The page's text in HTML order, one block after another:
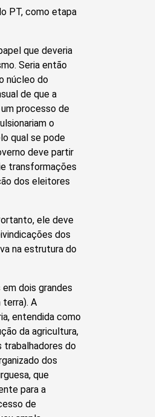
PT, como etapa
que deveria
Seria então
núcleo do
de que a
processo de
o
qual se pode
deve partir
transformações
dos eleitores
ele deve
dos
na estrutura do
dois grandes
terra). A
entendida como
da agricultura,
trabalhadores do
dos
que
para a
de